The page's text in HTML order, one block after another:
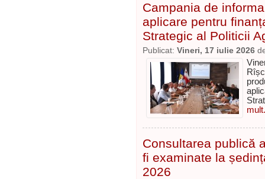
Campania de
aplicare pentru
Strategic al Politicii
Publicat: Vineri, 17 iulie 2026
Consultarea publică
fi examinate la
2026